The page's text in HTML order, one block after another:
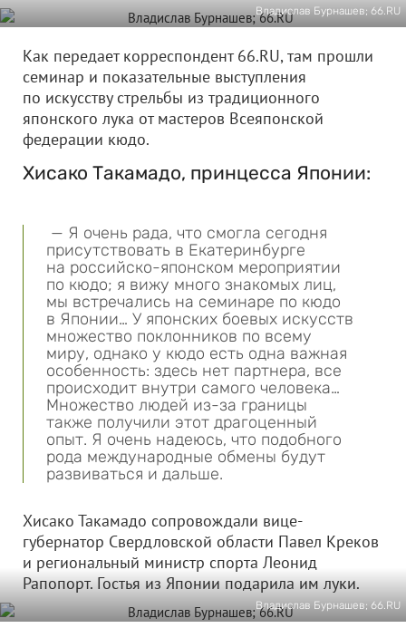
Владислав Бурнашев; 66.RU
Как передает корреспондент 66.RU, там прошли
семинар и показательные выступления
по искусству стрельбы из традиционного
японского лука от мастеров Всеяпонской
федерации кюдо.
Хисако Такамадо, принцесса Японии:
— Я очень рада, что смогла сегодня
присутствовать в Екатеринбурге
на российско-японском мероприятии
по кюдо; я вижу много знакомых лиц,
мы встречались на семинаре по кюдо
в Японии… У японских боевых искусств
множество поклонников по всему
миру, однако у кюдо есть одна важная
особенность: здесь нет партнера, все
происходит внутри самого человека…
Множество людей из-за границы
также получили этот драгоценный
опыт. Я очень надеюсь, что подобного
рода международные обмены будут
развиваться и дальше.
Хисако Такамадо сопровождали вице-
губернатор Свердловской области Павел Креков
и региональный министр спорта Леонид
Рапопорт. Гостья из Японии подарила им луки.
Владислав Бурнашев; 66.RU